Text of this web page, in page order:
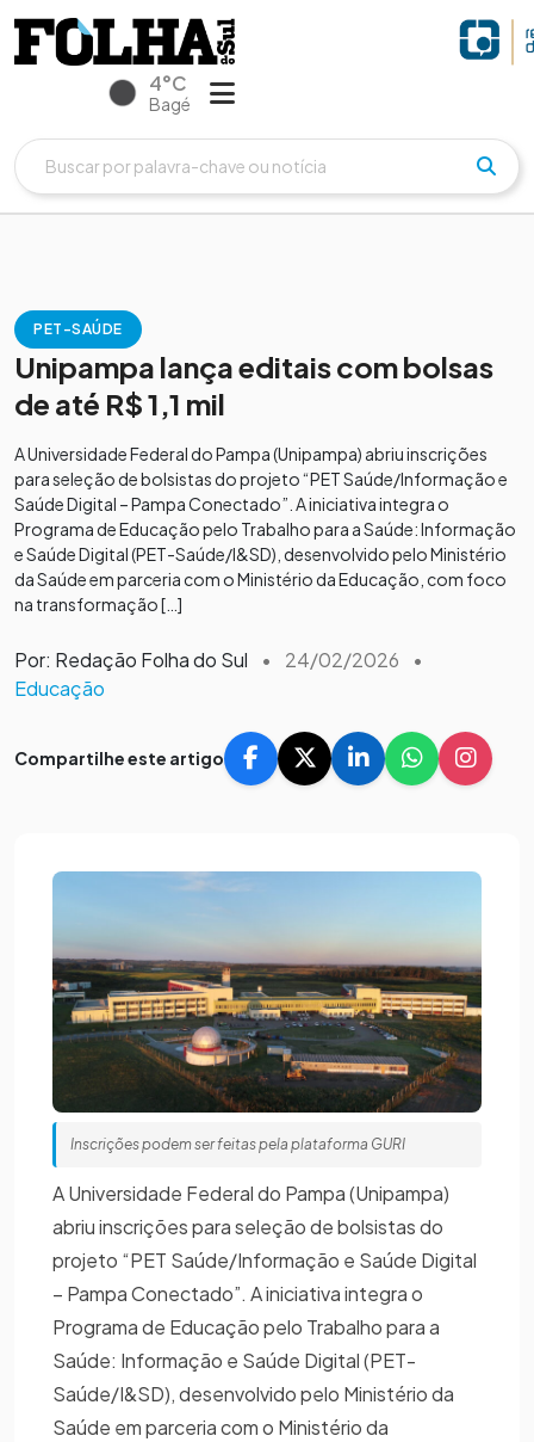
4°C
Bagé
PET-SAÚDE
Unipampa lança editais com bolsas
de até R$ 1,1 mil
A Universidade Federal do Pampa (Unipampa) abriu inscrições
para seleção de bolsistas do projeto “PET Saúde/Informação e
Saúde Digital – Pampa Conectado”. A iniciativa integra o
Programa de Educação pelo Trabalho para a Saúde: Informação
e Saúde Digital (PET-Saúde/I&SD), desenvolvido pelo Ministério
da Saúde em parceria com o Ministério da Educação, com foco
na transformação […]
Por: Redação Folha do Sul • 24/02/2026
•
Educação
Compartilhe este artigo
Inscrições podem ser feitas pela plataforma GURI
A Universidade Federal do Pampa (Unipampa)
abriu inscrições para seleção de bolsistas do
projeto “PET Saúde/Informação e Saúde Digital
– Pampa Conectado”. A iniciativa integra o
Programa de Educação pelo Trabalho para a
Saúde: Informação e Saúde Digital (PET-
Saúde/I&SD), desenvolvido pelo Ministério da
Saúde em parceria com o Ministério da